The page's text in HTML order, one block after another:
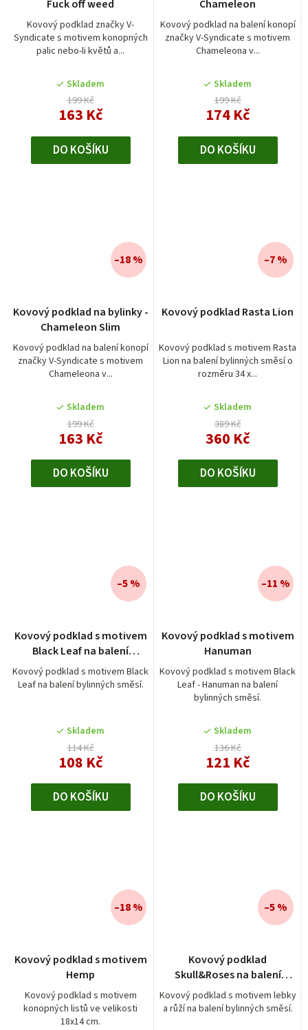
Fuck off weed
Kovový podklad značky V-
Syndicate s motivem konopných
palic nebo-li květů a...
Skladem
199 Kč
163 Kč
DO KOŠÍKU
Chameleon
Kovový podklad na balení konopí
značky V-Syndicate s motivem
Chameleona v...
Skladem
199 Kč
174 Kč
DO KOŠÍKU
Kovový podklad na bylinky -
Chameleon Slim
Kovový podklad na balení konopí
značky V-Syndicate s motivem
Chameleona v...
Skladem
199 Kč
163 Kč
–18 %
DO KOŠÍKU
Kovový podklad Rasta Lion
Kovový podklad s motivem Rasta
Lion na balení bylinných směsí o
rozměru 34 x...
Skladem
389 Kč
360 Kč
–7 %
DO KOŠÍKU
Kovový podklad s motivem
Black Leaf na balení
bylinných směsí
Kovový podklad s motivem Black
Leaf na balení bylinných směsí.
Skladem
114 Kč
108 Kč
–5 %
DO KOŠÍKU
Kovový podklad s motivem
Hanuman
Kovový podklad s motivem Black
Leaf - Hanuman na balení
bylinných směsí.
Skladem
136 Kč
121 Kč
–11 %
DO KOŠÍKU
Kovový podklad s motivem
Hemp
Kovový podklad s motivem
konopných listů ve velikosti
18x14 cm.
–18 %
Kovový podklad
Skull&Roses na balení
bylinných směsí
Kovový podklad s motivem lebky
a růží na balení bylinných směsí.
hodnocení
produktu
je
5,0
–5 %